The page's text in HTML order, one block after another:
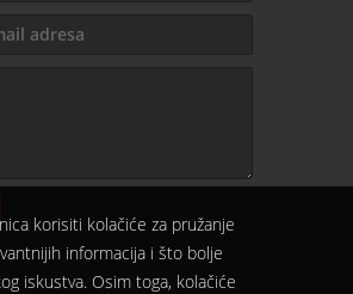
korisiti kolačiće za pružanje
informacija i što bolje
iskustva. Osim toga, kolačiće